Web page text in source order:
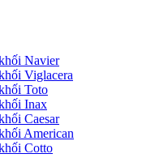
Navier
Viglacera
Toto
Inax
Caesar
American
Cotto